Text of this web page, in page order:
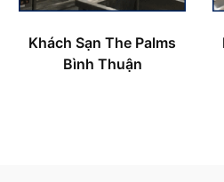
Khách Sạn The Palms
Bình Thuận